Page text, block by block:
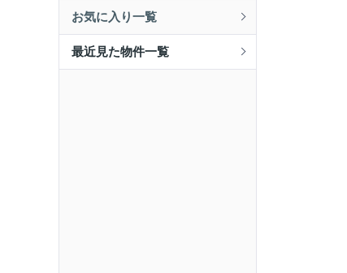
お気に入り一覧
最近見た物件一覧